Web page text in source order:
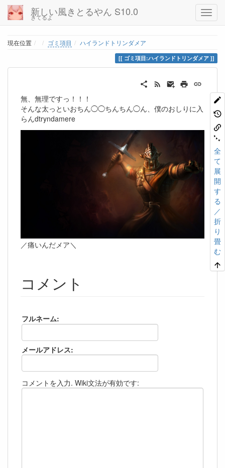
新しい風きとるやん S10.0
きてるよ
現在位置 Homeゴミ項目 ハイランドトリンダメア
ゴミ項目:ハイランドトリンダメア
全
て
展
開
す
る
／
折
り
畳
む
無、無理ですっ！！！
そんな太っといおちん◯◯ちんちん◯ん、僕のおしりに入
らんdtryndamere
／痛いんだメア＼
コメント
フルネーム:
メールアドレス:
コメントを入力. Wiki文法が有効です: